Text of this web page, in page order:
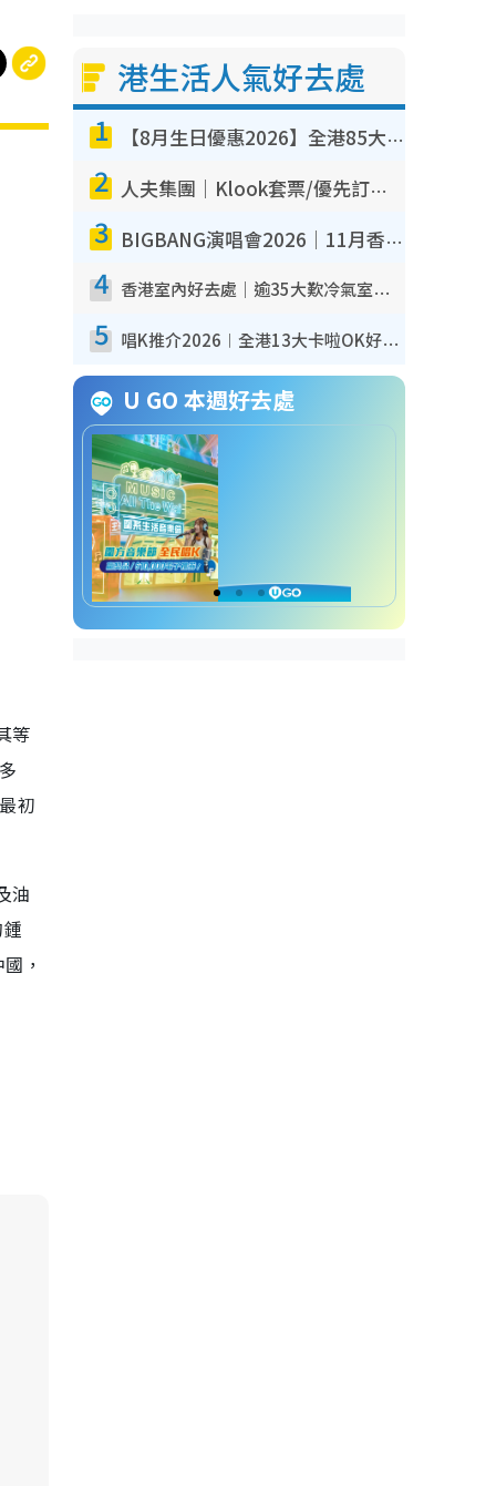
等
初
油
，
港生活人氣好去處
1 【8月生日優惠2026】全港85大食買玩著數攻略 自助餐/火鍋放題同行免費＋誠品/DONKI送現金券
2 人夫集團｜Klook套票/優先訂票/公開發售搶飛攻略！附票價.購票連結.場地座位表
3 BIGBANG演唱會2026｜11月香港啟德開3場！實名制VIP申請、優先購票攻略
4 香港室內好去處｜逾35大歎冷氣室內好去處推介 室內活動免費避雨無懼落雨
5 唱K推介2026︱全港13大卡啦OK好去處！最平$36起 日文K都有！(附地址+收費詳情)
U GO 本週好去處